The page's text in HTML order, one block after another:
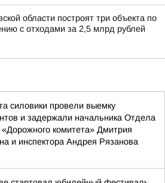
области построят три объекта по
с отходами за 2,5 млрд рублей
силовики провели выемку
и задержали начальника Отдела
«Дорожного комитета» Дмитрия
и инспектора Андрея Рязанова